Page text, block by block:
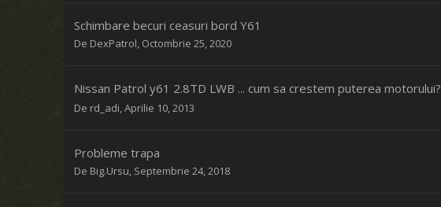
Schimbare becuri ceasuri bord Y61
De DexPatrol, Octombrie 25, 2020
Nissan Patrol y61 2.8TD LWB ... cum sa crestem puterea motorului?
De rd_adi,Aprilie 10, 2013
Probleme trapa
De Big.Ursu, Septembrie 24, 2018